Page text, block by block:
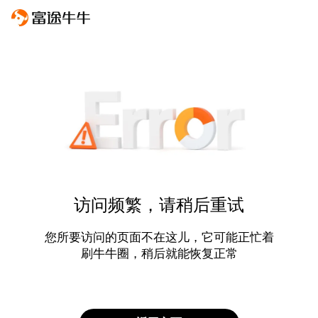
访问频繁，请稍后重试
您所要访问的页面不在这儿，它可能正忙着
刷牛牛圈，稍后就能恢复正常